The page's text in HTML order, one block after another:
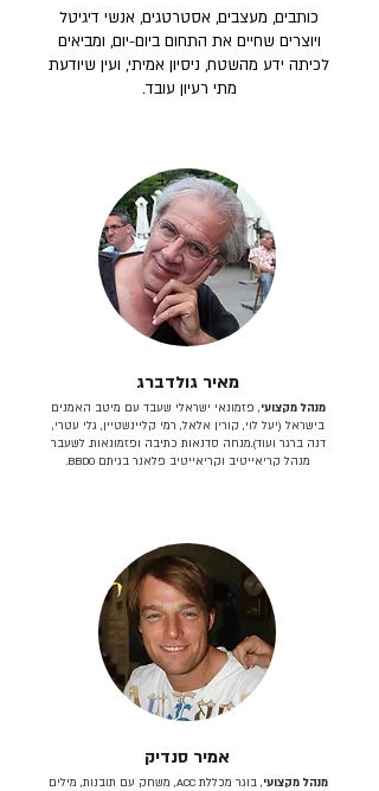
כותבים, מעצבים, אסטרטגים, אנשי דיגיטל
ויוצרים שחיים את התחום ביום-יום, ומביאים
לכיתה ידע מהשטח, ניסיון אמיתי, ועין שיודעת
מתי רעיון עובד.
מאיר גולדברג
מנהל מקצועי, פזמונאי ישראלי שעבד עם מיטב האמנים
בישראל (יעל לוי, קורין אלאל, רמי קליינשטיין, גלי עטרי,
דנה ברגר ועוד).מנחה סדנאות כתיבה ופזמונאות. לשעבר
מנהל קריאייטיב וקריאייטיב פלאנר בגיתם BBDO.
אמיר סנדיק
מנהל מקצועי
, בוגר מכללת ACC, משחק עם תובנות, מילים